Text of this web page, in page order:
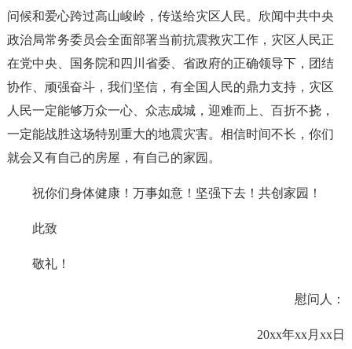
问候和爱心跨过高山峻岭，传送给灾区人民。欣闻中共中央
政治局常务委员会全面部署当前抗震救灾工作，灾区人民正
在党中央、国务院和四川省委、省政府的正确领导下，团结
协作、顽强奋斗，我们坚信，有全国人民的鼎力支持，灾区
人民一定能够万众一心、众志成城，迎难而上、百折不挠，
一定能战胜这场特别重大的地震灾害。相信时间不长，你们
就会又有自己的房屋，有自己的家园。
祝你们身体健康！万事如意！坚强下去！共创家园！
此致
敬礼！
慰问人：
20xx年xx月xx日